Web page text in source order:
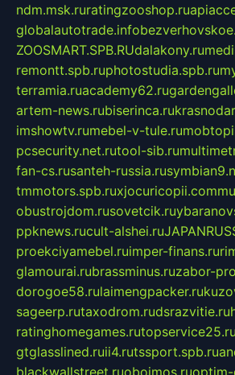
ndm.msk.ruratingzooshop.ru
globalautotrade.info
ZOOSMART.SPB.RUdalakony.ru
remontt.spb.ruphotostudia.spb.ru
terramia.ruacademy62.ru
artem-news.rubiserinca.ru
imshowtv.rumebel-v-tule.ru
pcsecurity.net.rutool-sib.ru
fan-cs.rusanteh-russia.ru
tmmotors.spb.ruxjocuricopii.com
obustrojdom.rusovetcik.ru
ppknews.rucult-alshei.ru
proekciyamebel.ruimper-finans.ru
glamourai.rubrassminus.ruzabor-
dorogoe58.rulaimengpacker.ru
sageerp.rutaxodrom.rudsrazvitie.ru
ratinghomegames.rutopservice25.ru
gtglasslined.ruii4.rutssport.spb.ru
blackwallstreet.ruoboimos.ruoptim-